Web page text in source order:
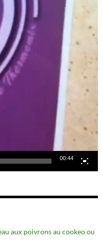
00:44
aux poivrons au cookeo ou